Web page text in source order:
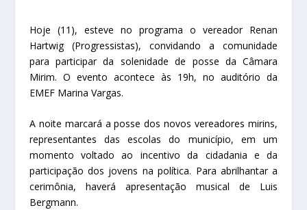
Hoje (11), esteve no programa o vereador Renan
Hartwig (Progressistas), convidando a comunidade
para participar da solenidade de posse da Câmara
Mirim. O evento acontece às 19h, no auditório da
EMEF Marina Vargas.
A noite marcará a posse dos novos vereadores mirins,
representantes das escolas do município, em um
momento voltado ao incentivo da cidadania e da
participação dos jovens na política. Para abrilhantar a
cerimônia, haverá apresentação musical de Luis
Bergmann.